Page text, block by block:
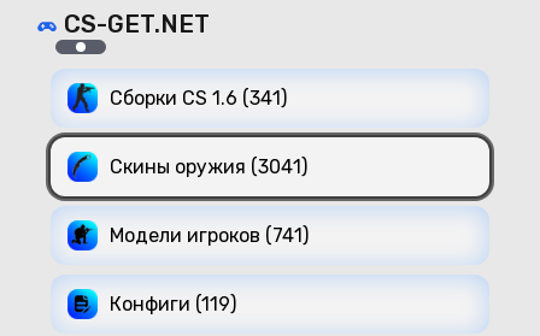
CS-GET.NET
Сборки CS 1.6 (341)
Скины оружия (3041)
Модели игроков (741)
Конфиги (119)